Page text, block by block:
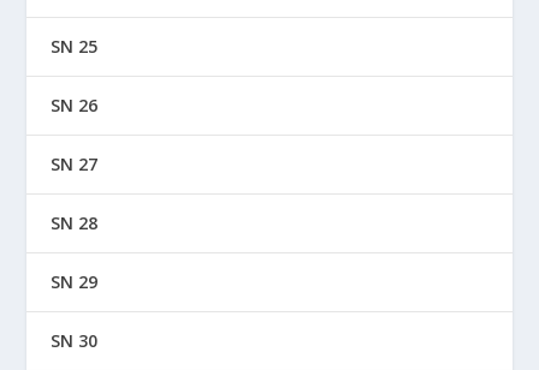
SN 25
SN 26
SN 27
SN 28
SN 29
SN 30